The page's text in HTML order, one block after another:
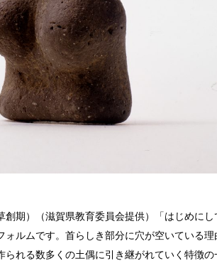
期）（滋賀県教育委員会提供）「はじめにし
ルムです。首らしき部分に穴が空いている
れる数多くの土偶に引き継がれていく特徴の